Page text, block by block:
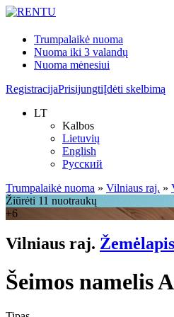
Trumpalaikė nuoma
Nuoma iki 3 valandų
Nuoma mėnesiui
RegistracijaPrisijungtiĮdėti skelbimą
LT
Kalbos
Lietuvių
English
Русский
Trumpalaikė nuoma » Vilniaus raj. »
Žiūrėti 11 nuotraukų
+6
Vilniaus raj. Žemėlapis
Šeimos namelis